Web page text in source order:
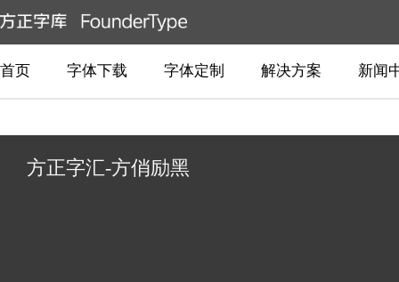
首页 字体下载 字体定制 解决方案 新闻
方正字汇-方俏励黑